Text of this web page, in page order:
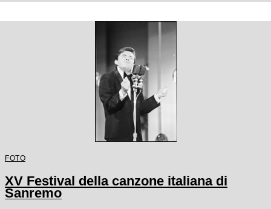
FOTO
XV Festival della canzone italiana di
Sanremo